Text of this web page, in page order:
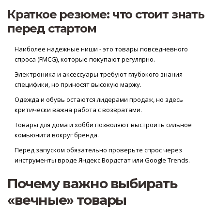
Краткое резюме: что стоит знать
перед стартом
Наиболее надежные ниши - это товары повседневного
спроса (FMCG), которые покупают регулярно.
Электроника и аксессуары требуют глубокого знания
специфики, но приносят высокую маржу.
Одежда и обувь остаются лидерами продаж, но здесь
критически важна работа с возвратами.
Товары для дома и хобби позволяют выстроить сильное
комьюнити вокруг бренда.
Перед запуском обязательно проверьте спрос через
инструменты вроде Яндекс.Вордстат или Google Trends.
Почему важно выбирать
«вечные» товары